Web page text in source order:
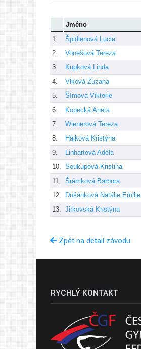
Jméno
1.
Špidlenová Lucie
2.
Vonešová Tereza
3.
Kupková Linda
4.
Vlková Zuzana
5.
Šímová Viktorie
6.
Kopecká Aneta
7.
Wienerová Tereza
8.
Hájková Kristýna
9.
Linhartová Adéla
10.
Soukupová Kristina
11.
Šrámková Barbora
12.
Dušánková Natálie Emilie
13.
Jirkovská Kristýna
Zpět na detail závodu
RYCHLÝ KONTAKT